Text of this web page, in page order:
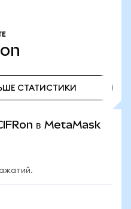
СТАТИСТИКИ
в MetaMask